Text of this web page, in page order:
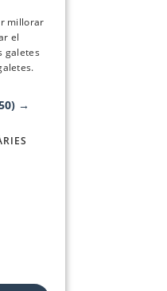
millorar
el
galetes
→